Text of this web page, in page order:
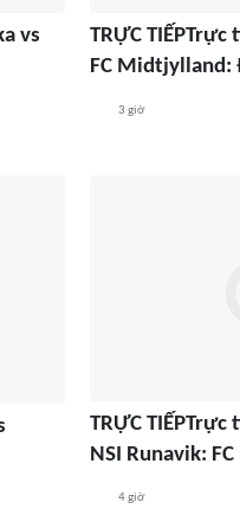
vs
TRỰC
FC Midtjylland:
3 giờ
TRỰC TIẾPTrực
NSI Runavik:
4 giờ